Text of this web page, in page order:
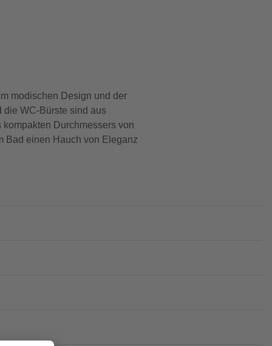
modischen Design und der
die WC-Bürste sind aus
Durchmessers von
Bad einen Hauch von Eleganz